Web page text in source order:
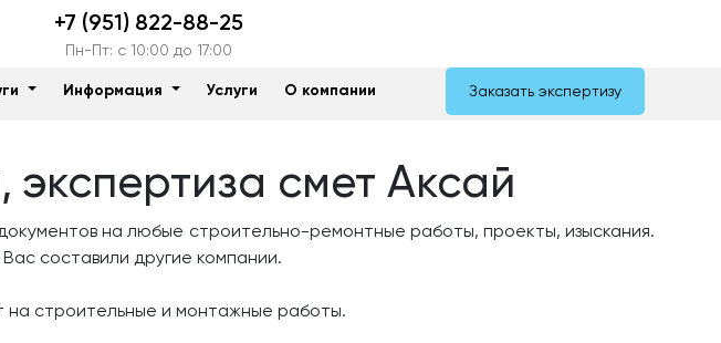
+7 (951) 822-88-25
Пн-Пт: c 10:00 до 17:00
Информация Услуги О компании Заказать экспертизу
смет Аксай
на любые строительно-ремонтные работы, проекты, изыскания.
составили другие компании.
на строительные и монтажные работы.